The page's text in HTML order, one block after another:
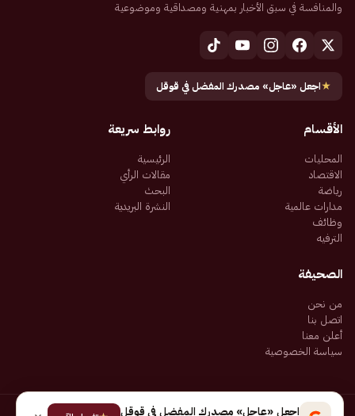
والمنافسة في سبق الأخبار بمهنية ومصداقية وموضوعية
★اجعل «عاجل» مصدرك المفضل في قوقل
الأقسام
المحليات
الاقتصاد
رياضة
مدارات عالمية
وظائف
الترفيه
روابط سريعة
الرئيسية
مقالات الرأي
البحث
النشرة البريدية
الصحيفة
من نحن
اتصل بنا
أعلن معنا
سياسة الخصوصية
اجعل «عاجل» مصدرك المفضل في قوقل